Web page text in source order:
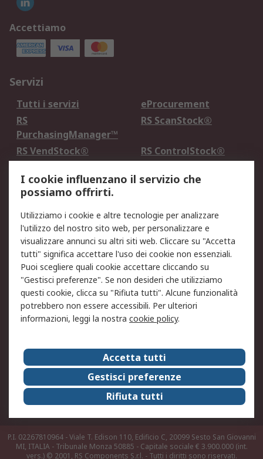
Accettiamo
Servizi
Tutti i servizi
eProcurement
RS
PurchasingManager™
RS ScanStock®
RS VendStock®
RS ControlStock®
Legale
Informativa Cookie
Informativa Privacy -
Aggiornata
Email Security
Termini d'uso
Condizioni di vendita
Condizioni generali di
servizio
Etica e responsabilità
Chi Siamo
Chi Siamo
Contattaci
Supporto
ESG
Carriere
RS Group
Press Centre
Discovery: il Blog di RS
P.I. 02267810964 - Viale T. Edison 110, Edificio C, 20099 Sesto San Giovanni
MI, ITALIA - Tribunale Monza 50885 - Capitale sociale € 3.900.000 (int.
vers.) © 2001, RS Components S.r.l. - Tutti i diritti sono riservati.
I cookie influenzano il servizio che
possiamo offrirti.
Utilizziamo i cookie e altre tecnologie per analizzare
l'utilizzo del nostro sito web, per personalizzare e
visualizzare annunci su altri siti web. Cliccare su "Accetta
tutti" significa accettare l'uso dei cookie non essenziali.
Puoi scegliere quali cookie accettare cliccando su
"Gestisci preferenze". Se non desideri che utilizziamo
questi cookie, clicca su "Rifiuta tutti". Alcune funzionalità
potrebbero non essere accessibili. Per ulteriori
informazioni, leggi la nostra cookie policy.
Accetta tutti
Gestisci preferenze
Rifiuta tutti